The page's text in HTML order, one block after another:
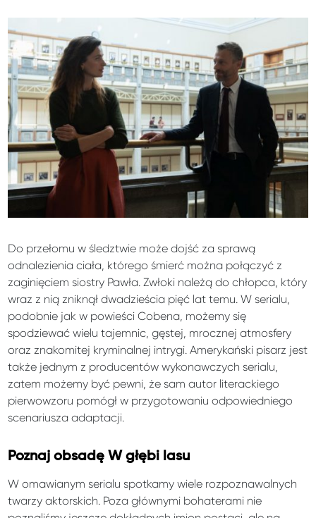
Do przełomu w śledztwie może dojść za sprawą
odnalezienia ciała, którego śmierć można połączyć z
zaginięciem siostry Pawła. Zwłoki należą do chłopca, który
wraz z nią zniknął dwadzieścia pięć lat temu. W serialu,
podobnie jak w powieści Cobena, możemy się
spodziewać wielu tajemnic, gęstej, mrocznej atmosfery
oraz znakomitej kryminalnej intrygi. Amerykański pisarz jest
także jednym z producentów wykonawczych serialu,
zatem możemy być pewni, że sam autor literackiego
pierwowzoru pomógł w przygotowaniu odpowiedniego
scenariusza adaptacji.
Poznaj obsadę W głębi lasu
W omawianym serialu spotkamy wiele rozpoznawalnych
twarzy aktorskich. Poza głównymi bohaterami nie